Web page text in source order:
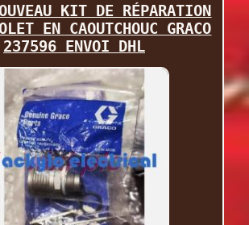
KIT DE RÉPARATION
EN CAOUTCHOUC GRACO
237596 ENVOI DHL